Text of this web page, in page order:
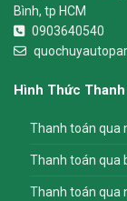
Bình, tp HCM
0903640540
Hình Thức Thanh
Thanh toán qua
Thanh toán qua
Thanh toán qua